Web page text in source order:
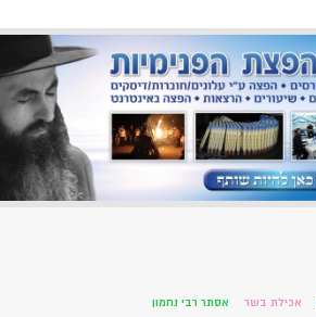
אכילת בשר אסתר רבי נחמון